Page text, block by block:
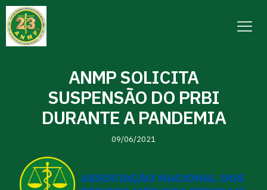
ANMP SOLICITA
SUSPENSÃO DO PRBI
DURANTE A PANDEMIA
09/06/2021